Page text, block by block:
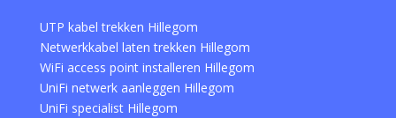
UTP kabel trekken Hillegom
Netwerkkabel laten trekken Hillegom
WiFi access point installeren Hillegom
UniFi netwerk aanleggen Hillegom
UniFi specialist Hillegom